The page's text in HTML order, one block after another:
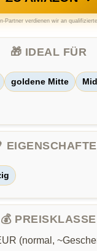
Partner verdienen wir an
🎁 IDEAL FÜR
goldene Mitte
💰 PREISKLASSE
(normal,